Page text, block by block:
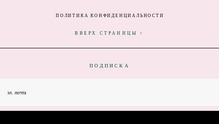
ПОЛИТИКА КОНФИДЕНЦИАЛЬНОСТИ
ВВЕРХ СТРАНИЦЫ ↑
ПОДПИСКА